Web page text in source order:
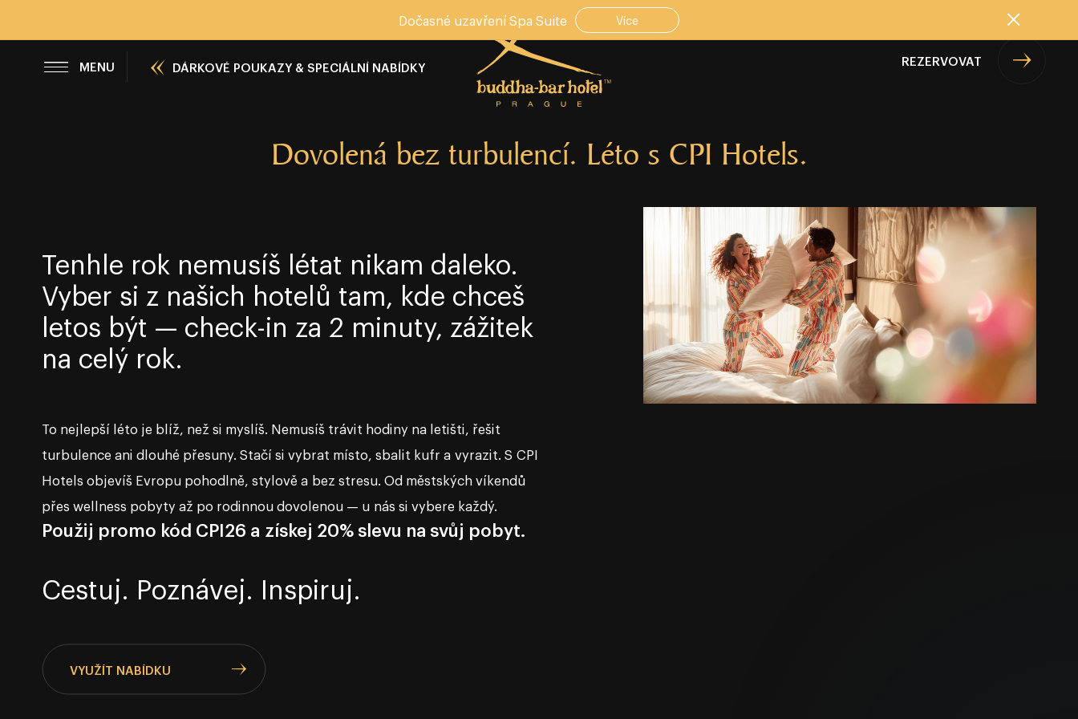
Dovolená bez turbulencí. Léto s CPI Hotels.
Tenhle rok nemusíš létat nikam daleko.
Vyber si z našich hotelů tam, kde chceš
letos být — check-in za 2 minuty, zážitek
na celý rok.
To nejlepší léto je blíž, než si myslíš. Nemusíš trávit hodiny na letišti, řešit
turbulence ani dlouhé přesuny. Stačí si vybrat místo, sbalit kufr a vyrazit. S CPI
Hotels objevíš Evropu pohodlně, stylově a bez stresu. Od městských víkendů
přes wellness pobyty až po rodinnou dovolenou — u nás si vybere každý.
Použij promo kód CPI26 a získej 20% slevu na svůj pobyt.
Cestuj. Poznávej. Inspiruj.
VYUŽÍT NABÍDKU
MENU DÁRKOVÉ POUKAZY & SPECIÁLNÍ NABÍDKY REZERVOVAT
Dočasné uzavření Spa Suite Více Zavřít